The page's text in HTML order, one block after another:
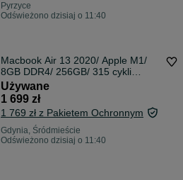
Pyrzyce
Odświeżono dzisiaj o 11:40
Macbook Air 13 2020/ Apple M1/
8GB DDR4/ 256GB/ 315 cykli
ładowania/ Grade B/ Silver/
technicznie OK/ GW 6 MSC
Używane
1 699 zł
1 769 zł z Pakietem Ochronnym
Gdynia, Śródmieście
Odświeżono dzisiaj o 11:40